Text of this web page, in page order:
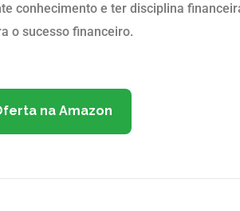
conhecimento e ter disciplina
o sucesso financeiro.
na Amazon